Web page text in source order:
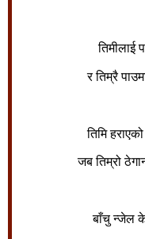
तिमीलाई
र तिम्रै
तिमि
जब तिम्रो
बाँचु न्जेल